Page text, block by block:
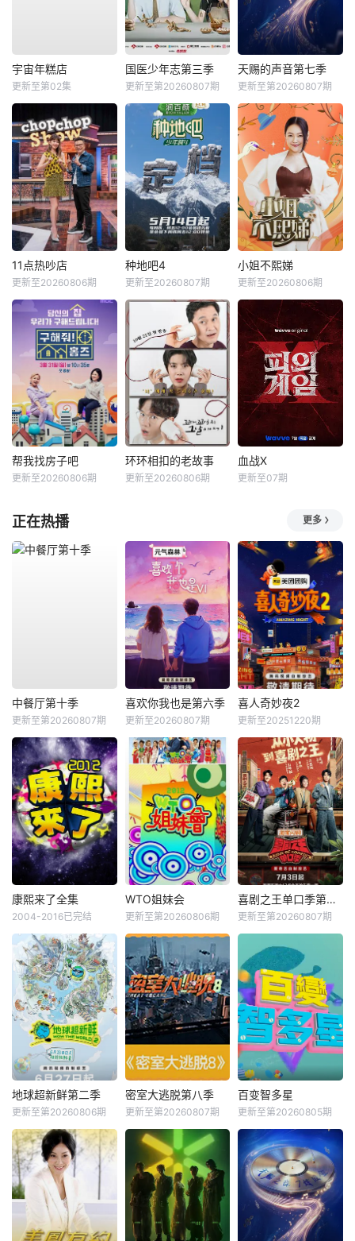
宇宙年糕店
更新至第02集
国医少年志第三季
更新至第20260807期
天赐的声音第七季
更新至第20260807期
11点热吵店
更新至20260806期
种地吧4
更新至20260807期
小姐不熙娣
更新至20260806期
帮我找房子吧
更新至20260806期
环环相扣的老故事
更新至20260806期
血战X
更新至07期
正在热播 更多
中餐厅第十季
更新至第20260807期
喜欢你我也是第六季
更新至20260807期
喜人奇妙夜2
更新至20251220期
康熙来了全集
2004-2016已完结
WTO姐妹会
更新至第20260806期
喜剧之王单口季第三季
更新至第20260807期
地球超新鲜第二季
更新至第20260806期
密室大逃脱第八季
更新至第20260807期
百变智多星
更新至第20260805期